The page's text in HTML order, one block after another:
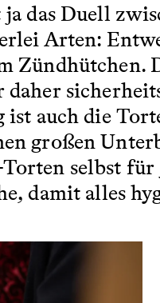
das Duell
Arten:
Zündhütchen.
auch die
großen
Torten selbst
damit alles